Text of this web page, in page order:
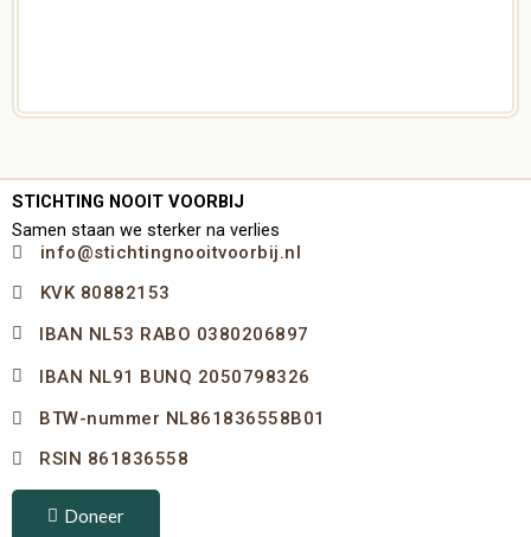
STICHTING NOOIT VOORBIJ
Samen staan we sterker na verlies
info@stichtingnooitvoorbij.nl
KVK 80882153
IBAN NL53 RABO 0380206897
IBAN NL91 BUNQ 2050798326
BTW-nummer NL861836558B01
RSIN 861836558
Doneer